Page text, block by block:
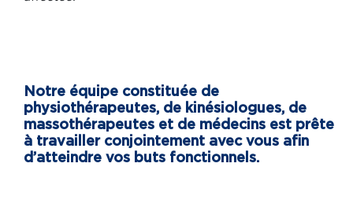
Notre équipe constituée de
physiothérapeutes, de kinésiologues, de
massothérapeutes et de médecins est prête
à travailler conjointement avec vous afin
d’atteindre vos buts fonctionnels.